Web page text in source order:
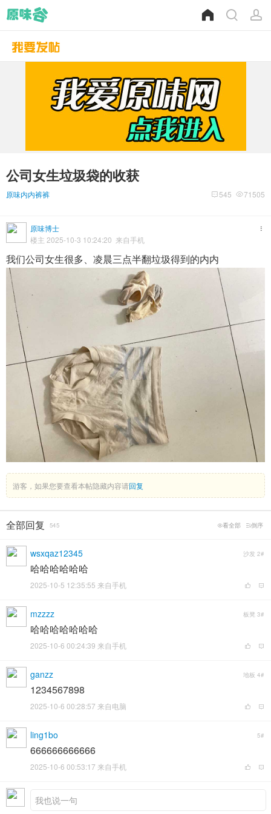
公司女生垃圾袋的收获
原味内内裤裤 71505
545
原味博士
楼主 2025-10-3 10:24:20 来自手机
我们公司女生很多、凌晨三点半翻垃圾得到的内内
游客，如果您要查看本帖隐藏内容请回复
全部回复 545 倒序
看全部
wsxqaz12345 沙发 2#
哈哈哈哈哈哈
2025-10-5 12:35:55 来自手机
mzzzz 板凳 3#
哈哈哈哈哈哈哈
2025-10-6 00:24:39 来自手机
ganzz 地板 4#
1234567898
2025-10-6 00:28:57 来自电脑
ling1bo 5#
666666666666
2025-10-6 00:53:17 来自手机